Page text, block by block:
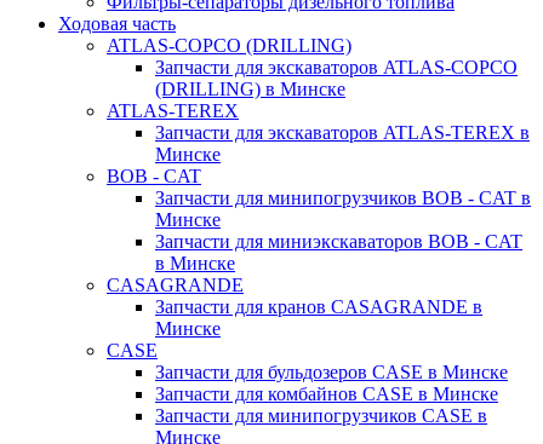
Ходовая часть
ATLAS-COPCO (DRILLING)
Запчасти для экскаваторов ATLAS-COPCO
(DRILLING) в Минске
ATLAS-TEREX
Запчасти для экскаваторов ATLAS-TEREX в
Минске
BOB - CAT
Запчасти для минипогрузчиков BOB - CAT в
Минске
Запчасти для миниэкскаваторов BOB - CAT
в Минске
CASAGRANDE
Запчасти для кранов CASAGRANDE в
Минске
CASE
Запчасти для бульдозеров CASE в Минске
Запчасти для комбайнов CASE в Минске
Запчасти для минипогрузчиков CASE в
Минске